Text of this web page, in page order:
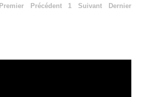
Premier Précédent 1 Suivant Dernier